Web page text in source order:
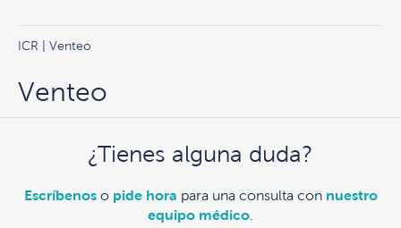
ICR | Venteo
Venteo
¿Tienes alguna duda?
Escríbenoso pide hora para una consulta con nuestro
equipo médico